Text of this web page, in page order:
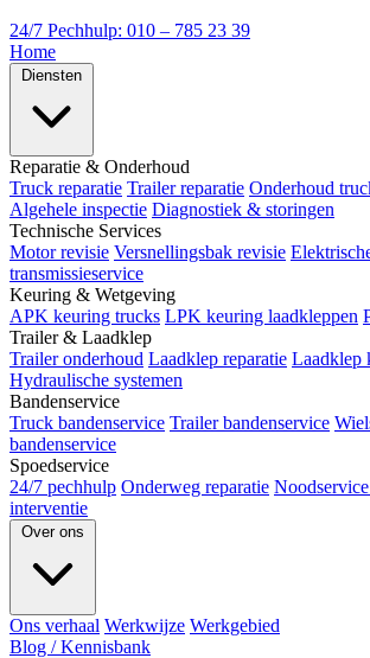
24/7 Pechhulp: 010 – 785 23 39
Home
Reparatie & Onderhoud
Truck reparatie Trailer reparatie Onderhoud
Algehele inspectie Diagnostiek & storingen
Technische Services
Motor revisie Versnellingsbak revisie
transmissieservice
Keuring & Wetgeving
APK keuring trucks LPK keuring laadkleppen
Trailer & Laadklep
Trailer onderhoud Laadklep reparatie Laadklep
Hydraulische systemen
Bandenservice
Truck bandenservice Trailer bandenservice
bandenservice
Spoedservice
24/7 pechhulp Onderweg reparatie
interventie
Ons verhaal Werkwijze Werkgebied
Blog / Kennisbank